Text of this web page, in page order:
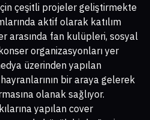
çeşitli projeler geliştirmekte
aktif olarak katılım
arasında fan kulüpleri, sosyal
organizasyonları yer
üzerinden yapılan
bir araya gelerek
olanak sağlıyor.
yapılan cover